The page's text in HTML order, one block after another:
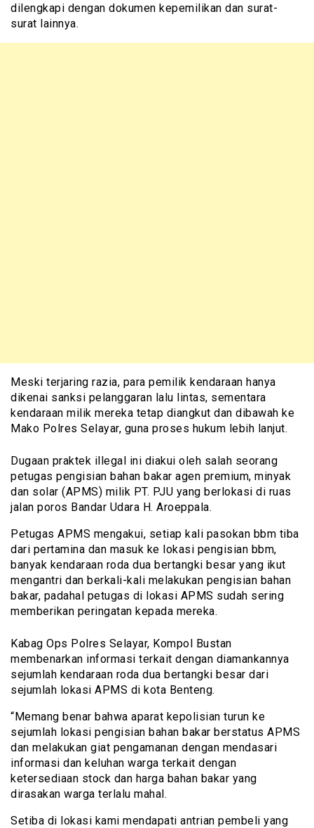
dilengkapi dengan dokumen kepemilikan dan surat-
surat lainnya.
Meski terjaring razia, para pemilik kendaraan hanya
dikenai sanksi pelanggaran lalu lintas, sementara
kendaraan milik mereka tetap diangkut dan dibawah ke
Mako Polres Selayar, guna proses hukum lebih lanjut.
Dugaan praktek illegal ini diakui oleh salah seorang
petugas pengisian bahan bakar agen premium, minyak
dan solar (APMS) milik PT. PJU yang berlokasi di ruas
jalan poros Bandar Udara H. Aroeppala.
Petugas APMS mengakui, setiap kali pasokan bbm tiba
dari pertamina dan masuk ke lokasi pengisian bbm,
banyak kendaraan roda dua bertangki besar yang ikut
mengantri dan berkali-kali melakukan pengisian bahan
bakar, padahal petugas di lokasi APMS sudah sering
memberikan peringatan kepada mereka.
Kabag Ops Polres Selayar, Kompol Bustan
membenarkan informasi terkait dengan diamankannya
sejumlah kendaraan roda dua bertangki besar dari
sejumlah lokasi APMS di kota Benteng.
“Memang benar bahwa aparat kepolisian turun ke
sejumlah lokasi pengisian bahan bakar berstatus APMS
dan melakukan giat pengamanan dengan mendasari
informasi dan keluhan warga terkait dengan
ketersediaan stock dan harga bahan bakar yang
dirasakan warga terlalu mahal.
Setiba di lokasi kami mendapati antrian pembeli yang